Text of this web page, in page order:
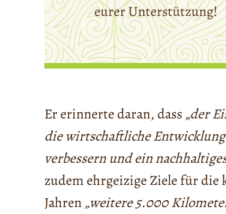
eurer Unterstützung!
Er erinnerte daran, dass „der
die wirtschaftliche
verbessern und ein
zudem ehrgeizige Ziele für die
Jahren„weitere 5.000